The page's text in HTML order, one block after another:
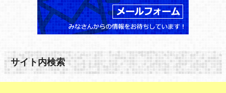
サイト内検索